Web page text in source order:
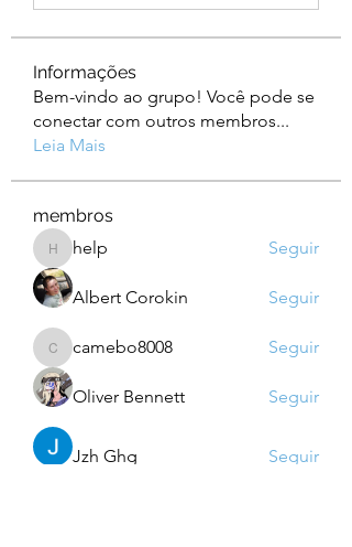
Informações
Bem-vindo ao grupo! Você pode se
conectar com outros membros...
Leia Mais
membros
helphelp Seguir
Albert Corokin Seguir
camebo8008
camebo8008 Seguir
Oliver Bennett Seguir
Jzh Ghg
Seguir